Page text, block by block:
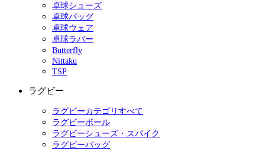
卓球シューズ
卓球バッグ
卓球ウェア
卓球ラバー
Butterfly
Nittaku
TSP
ラグビー
ラグビーカテゴリすべて
ラグビーボール
ラグビーシューズ・スパイク
ラグビーバッグ